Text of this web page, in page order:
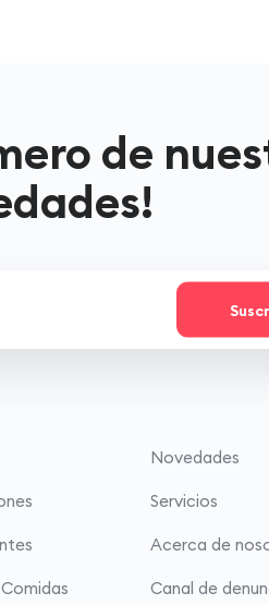
de
Novedades
Servicios
Acerca de
Canal de